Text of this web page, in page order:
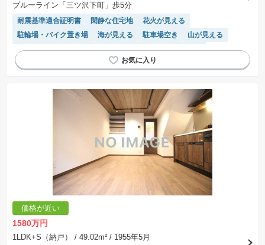
ブルーライン「三ツ沢下町」歩5分
耐震基準適合証明書 閑静な住宅地
花火が見える
駐輪場・バイク置き場
海が見える 駐車場空き
山が見える
陽当り良好
前面棟無 システムキッチン
平置駐車場
可変性のある間取り
温水洗浄便座
窓付き浴室
リフォーム済み物件
価格が近い
1580万円
1LDK+S（納戸） / 49.02m² / 1955年5月